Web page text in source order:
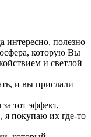
интересно, полезно
которую Вы
и светлой
и вы прислали
тот эффект,
я покупаю их где-то